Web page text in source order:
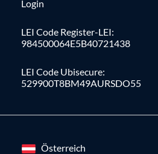
Login
LEI Code Register-LEI:
984500064E5B40721438
LEI Code Ubisecure:
529900T8BM49AURSDO55
Österreich